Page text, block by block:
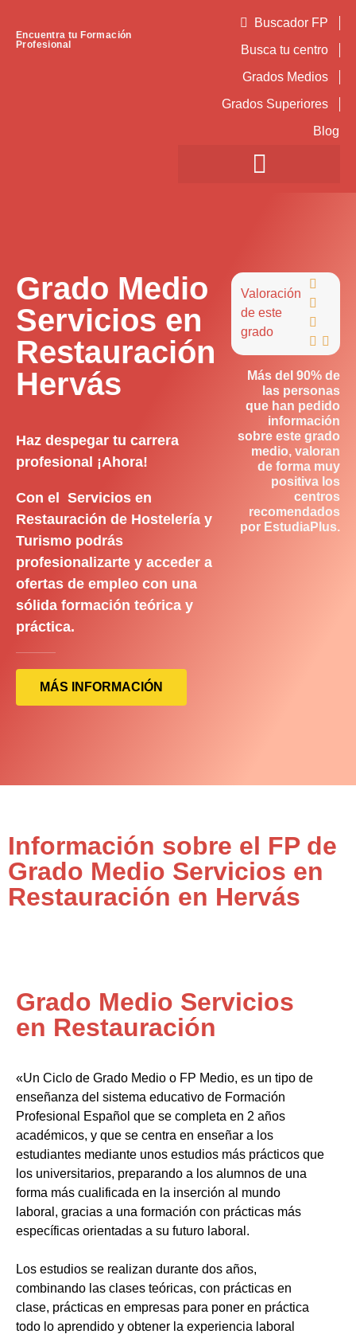
Encuentra tu Formación
Profesional
Buscador FP
Busca tu centro
Grados Medios
Grados Superiores
Blog
Grado Medio
Servicios en
Restauración
Hervás
Haz despegar tu carrera
profesional ¡Ahora!
Con el Servicios en
Restauración de Hostelería y
Turismo podrás
profesionalizarte y acceder a
ofertas de empleo con una
sólida formación teórica y
práctica.
MÁS INFORMACIÓN
Valoración
de este
grado



 
Más del 90% de
las personas
que han pedido
información
sobre este grado
medio, valoran
de forma muy
positiva los
centros
recomendados
por EstudiaPlus.
Información sobre el FP de
Grado Medio Servicios en
Restauración en Hervás
Grado Medio Servicios
en Restauración
«Un Ciclo de Grado Medio o FP Medio, es un tipo de
enseñanza del sistema educativo de Formación
Profesional Español que se completa en 2 años
académicos, y que se centra en enseñar a los
estudiantes mediante unos estudios más prácticos que
los universitarios, preparando a los alumnos de una
forma más cualificada en la inserción al mundo
laboral, gracias a una formación con prácticas más
específicas orientadas a su futuro laboral.
Los estudios se realizan durante dos años,
combinando las clases teóricas, con prácticas en
clase, prácticas en empresas para poner en práctica
todo lo aprendido y obtener la experiencia laboral